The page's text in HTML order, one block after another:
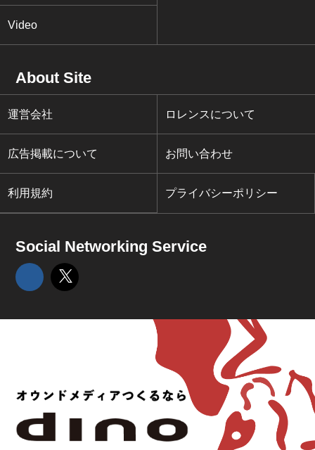
Video
About Site
運営会社 ロレンスについて
広告掲載について お問い合わせ
利用規約 プライバシーポリシー
Social Networking Service